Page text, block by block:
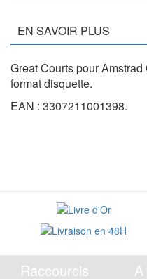
EN SAVOIR PLUS
Great Courts pour
format disquette.
EAN : 3307211001398.
Raccourcis